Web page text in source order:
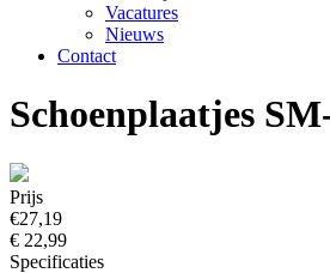
Vacatures
Nieuws
Contact
Schoenplaatjes
Prijs
€27,19
€ 22,99
Specificaties